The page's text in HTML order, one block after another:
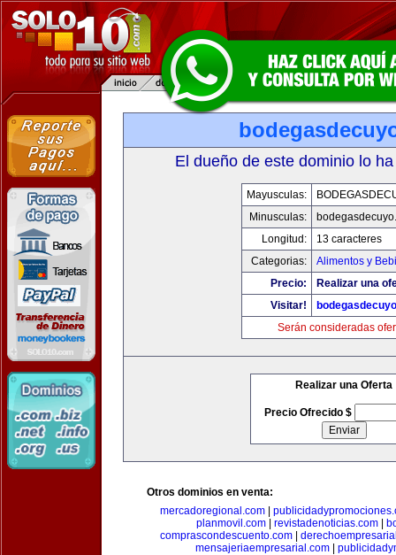
El dueño de este dominio lo
Mayusculas:
Minusculas:
Longitud:
13 caracteres
Categorias:
Alimentos y
Precio:
Realizar una
Visitar!
Serán consideradas
Realizar una Oferta
Precio Ofrecido $
Otros dominios en venta:
mercadoregional.com
planmovil.com| revistadenoticias.com|
comprascondescuento.com
mensajeriaempresarial.com|